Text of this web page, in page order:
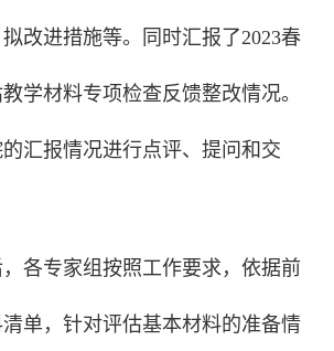
改进措施等。同时汇报了2023春
学材料专项检查反馈整改情况。
汇报情况进行点评、提问和交
各专家组按照工作要求，依据前
单，针对评估基本材料的准备情